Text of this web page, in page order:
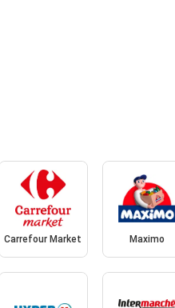
Carrefour Market Maximo